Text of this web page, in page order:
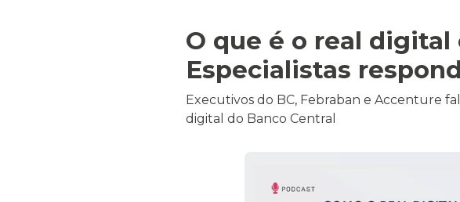
O que é o real digital
Especialistas
Executivos do BC, Febraban e Accenture
digital do Banco Central